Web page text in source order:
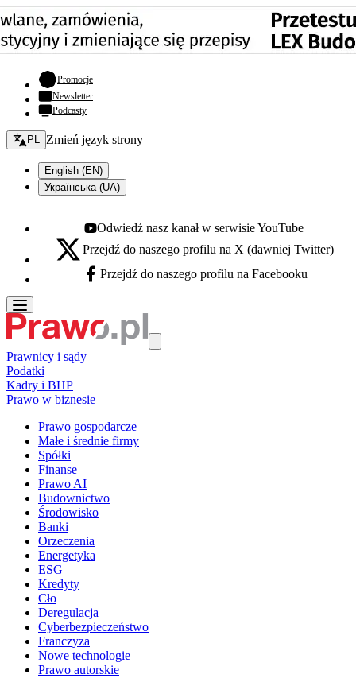
Promocje- otwiera się w nowej karcie
Newsletter
Podcasty
Zmień język - bieżący:
PL Zmień język strony
English (EN)
Українська (UA)
Youtube - otwiera się w nowej karcie
Odwiedź nasz kanał w serwisie YouTube
X - otwiera się w nowej karcie
Przejdź do naszego profilu na X (dawniej Twitter)
Facebook - otwiera się w nowej karcie
Przejdź do naszego profilu na Facebooku
Prawnicy i sądy
Podatki
Kadry i BHP
Prawo w biznesie
Prawo gospodarcze
Małe i średnie firmy
Spółki
Finanse
Prawo AI
Budownictwo
Środowisko
Banki
Orzeczenia
Energetyka
ESG
Kredyty
Cło
Deregulacja
Cyberbezpieczeństwo
Franczyza
Nowe technologie
Prawo autorskie